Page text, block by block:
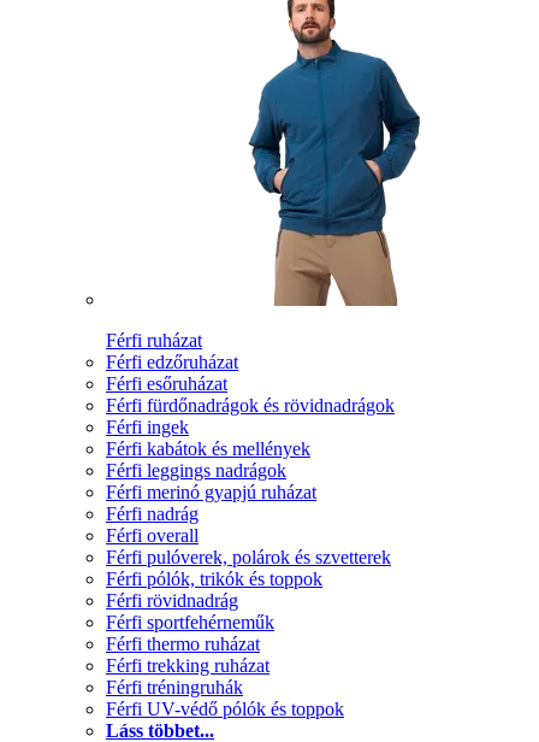
Férfi ruházat
Férfi edzőruházat
Férfi esőruházat
Férfi fürdőnadrágok és rövidnadrágok
Férfi ingek
Férfi kabátok és mellények
Férfi leggings nadrágok
Férfi merinó gyapjú ruházat
Férfi nadrág
Férfi overall
Férfi pulóverek, polárok és szvetterek
Férfi pólók, trikók és toppok
Férfi rövidnadrág
Férfi sportfehérneműk
Férfi thermo ruházat
Férfi trekking ruházat
Férfi tréningruhák
Férfi UV-védő pólók és toppok
Láss többet...